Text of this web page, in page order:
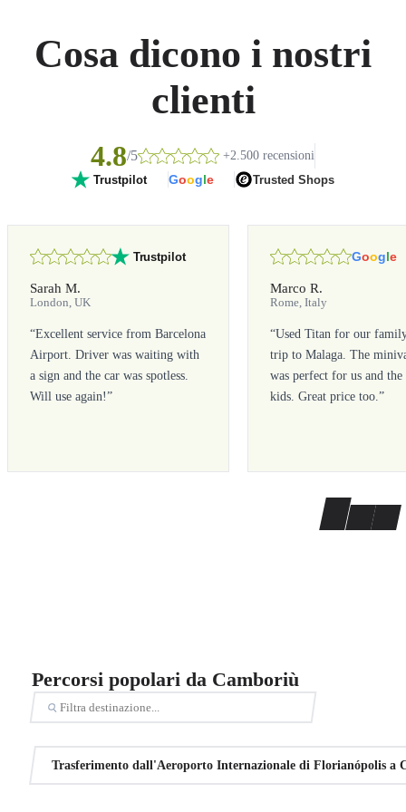
Cosa dicono i nostri
clienti
4.8/5 +2.500 recensioni
Trustpilot Google Trusted Shops
Trustpilot
Sarah M.
London, UK
“Excellent service from Barcelona
Airport. Driver was waiting with
a sign and the car was spotless.
Will use again!”
Google
Marco R.
Rome, Italy
“Used Titan for our
trip to Malaga. The
was perfect for us and the
kids. Great price too.”
Percorsi popolari da Camboriù
Trasferimento dall'Aeroporto Internazionale di Florianópolis a